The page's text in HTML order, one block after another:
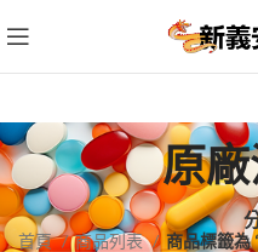
原
首頁 商品列表 商品標籤為